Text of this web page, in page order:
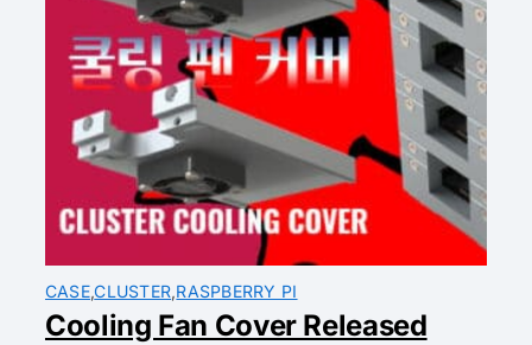
CASE,CLUSTER,RASPBERRY PI
Cooling Fan Cover Released